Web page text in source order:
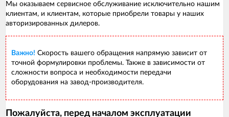
Мы оказываем сервисное обслуживание исключительно нашим
клиентам, и клиентам, которые приобрели товары у наших
авторизированных дилеров.
Важно! Скорость вашего обращения напрямую зависит от
точной формулировки проблемы. Также в зависимости от
сложности вопроса и необходимости передачи
оборудования на завод-производителя.
Пожалуйста, перед началом эксплуатации